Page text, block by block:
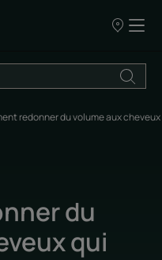
Nos
vente
redonner du volume aux cheveux
du
qui